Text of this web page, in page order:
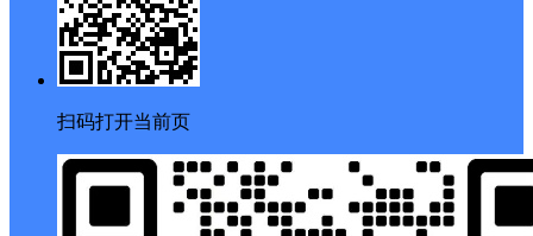
扫码打开当前页